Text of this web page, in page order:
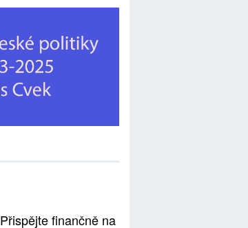
Přispějte finančně na